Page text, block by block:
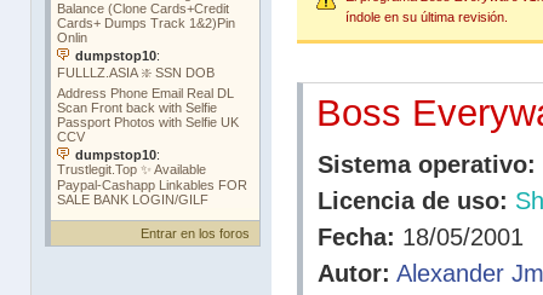
Entrar en los foros
índole en su última revisión.
Boss
Sistema operativo:
Licencia de uso:
Fecha: 18/05/2001
Autor: Alexander